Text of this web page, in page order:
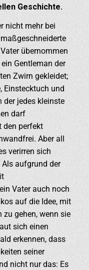
Geschichte.
nicht mehr bei
übernommen
Gentleman der
Zwirn gekleidet;
Einstecktuch und
der jedes kleinste
darf
den perfekt
Aber all
verirren sich
aufgrund der
Vater auch noch
auf die Idee, mit
zu gehen, wenn sie
sich einen
erkennen, dass
seiner
nicht nur das: Es